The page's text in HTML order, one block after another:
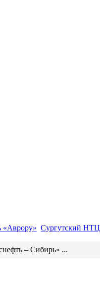
«Аврору» Сургутский НТЦ
– Сибирь» ...